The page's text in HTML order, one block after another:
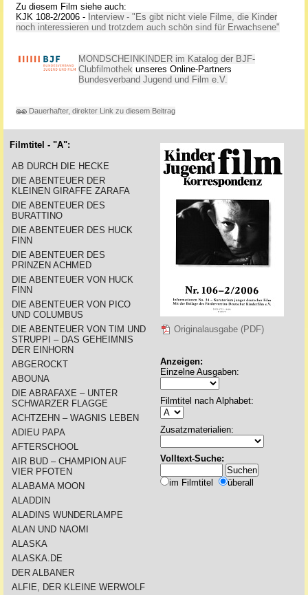
Zu diesem Film siehe auch:
KJK 108-2/2006 - Interview - "Es gibt nicht viele Filme, die Kinder
noch interessieren und trotzdem auch schön sind für Erwachsene"
MONDSCHEINKINDER im Katalog der BJF-
Clubfilmothek unseres Online-Partners
Bundesverband Jugend und Film e.V.
Dauerhafter, direkter Link zu diesem Beitrag
Filmtitel - "A":
AB DURCH DIE HECKE
DIE ABENTEUER DER
KLEINEN GIRAFFE ZARAFA
DIE ABENTEUER DES
BURATTINO
DIE ABENTEUER DES HUCK
FINN
DIE ABENTEUER DES
PRINZEN ACHMED
DIE ABENTEUER VON HUCK
FINN
DIE ABENTEUER VON PICO
UND COLUMBUS
DIE ABENTEUER VON TIM UND
STRUPPI – DAS GEHEIMNIS
DER EINHORN
ABGEROCKT
ABOUNA
DIE ABRAFAXE – UNTER
SCHWARZER FLAGGE
ACHTZEHN – WAGNIS LEBEN
ADIEU PAPA
AFTERSCHOOL
AIR BUD – CHAMPION AUF
VIER PFOTEN
ALABAMA MOON
ALADDIN
ALADINS WUNDERLAMPE
ALAN UND NAOMI
ALASKA
ALASKA.DE
DER ALBANER
ALFIE, DER KLEINE WERWOLF
Originalausgabe (PDF)
Anzeigen:
Einzelne Ausgaben:
Filmtitel nach Alphabet:
Zusatzmaterialien:
Volltext-Suche:
im Filmtitel überall